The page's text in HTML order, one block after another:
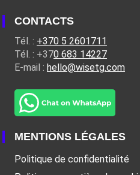
CONTACTS
Tél. : +370 5 2601711
Tél. : +370 683 14227
E-mail : hello@wisetg.com
MENTIONS LÉGALES
Politique de confidentialité